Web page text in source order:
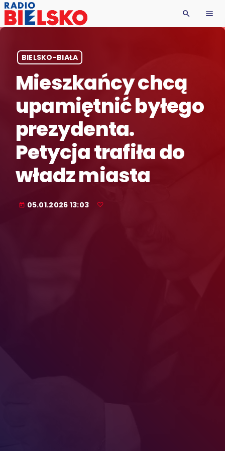
search menu
BIELSKO-BIAŁA
Mieszkańcy chcą
upamiętnić byłego
prezydenta.
Petycja trafiła do
władz miasta
today 05.01.2026 13:03